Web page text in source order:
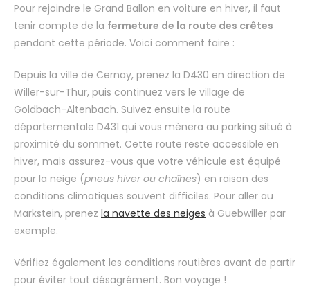
Pour rejoindre le Grand Ballon en voiture en hiver, il faut
tenir compte de la fermeture de la route des crêtes
pendant cette période. Voici comment faire :
Depuis la ville de Cernay, prenez la D430 en direction de
Willer-sur-Thur, puis continuez vers le village de
Goldbach-Altenbach. Suivez ensuite la route
départementale D431 qui vous mènera au parking situé à
proximité du sommet. Cette route reste accessible en
hiver, mais assurez-vous que votre véhicule est équipé
pour la neige (pneus hiver ou chaînes) en raison des
conditions climatiques souvent difficiles. Pour aller au
Markstein, prenez la navette des neiges à Guebwiller par
exemple.
Vérifiez également les conditions routières avant de partir
pour éviter tout désagrément. Bon voyage !